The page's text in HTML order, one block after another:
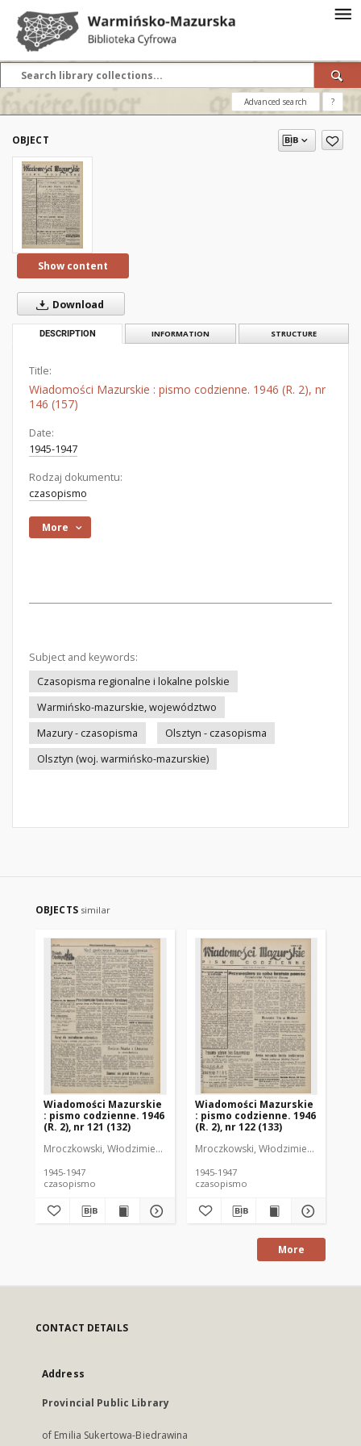
Advanced search ?
OBJECT
Show content
Download
DESCRIPTION INFORMATION STRUCTURE
Title:
Wiadomości Mazurskie : pismo codzienne. 1946 (R. 2), nr
146 (157)
Date:
1945-1947
Rodzaj dokumentu:
czasopismo
More
Subject and keywords:
Czasopisma regionalne i lokalne polskie
Warmińsko-mazurskie, województwo
Mazury - czasopisma
Olsztyn - czasopisma
Olsztyn (woj. warmińsko-mazurskie)
OBJECTS similar
Wiadomości Mazurskie
: pismo codzienne. 1946
(R. 2), nr 121 (132)
Mroczkowski, Włodzimierz (1902-1971). Redaktor
1945-1947
czasopismo
Wiadomości Mazurskie
: pismo codzienne. 1946
(R. 2), nr 122 (133)
Mroczkowski, Włodzimierz (1902-
1945-1947
czasopismo
More
CONTACT DETAILS
Address
Provincial Public Library
of Emilia Sukertowa-Biedrawina